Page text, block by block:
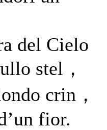
del Cielo
stel，
crin，
fior.